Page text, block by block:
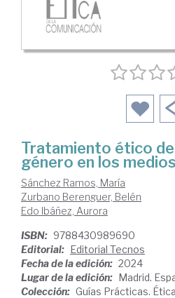
Tratamiento ético
género en los medios
Sánchez Ramos, María
Zurbano Berenguer, Belén
Edo Ibáñez, Aurora
ISBN: 9788430989690
Editorial: Editorial Tecnos
Fecha de la edición: 2024
Lugar de la edición: Madrid.
Colección: Guías Prácticas.